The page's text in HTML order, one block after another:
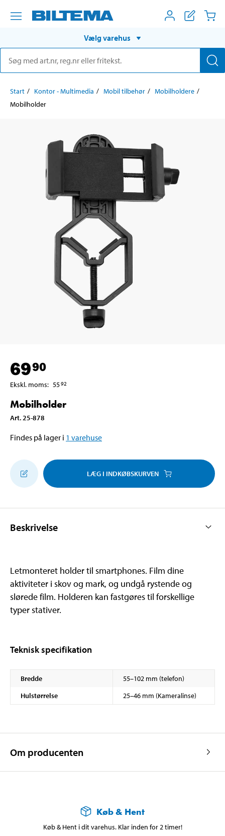
Vælg varehus
Start Kontor - Multimedia Mobil tilbehør
Mobilholdere
Mobilholder
6990
Ekskl. moms: 5592
Mobilholder
Art. 25-878
Findes på lager i 1 varehuse
LÆG I INDKØBSKURVEN
Beskrivelse
Letmonteret holder til smartphones. Film dine
aktiviteter i skov og mark, og undgå rystende og
slørede film. Holderen kan fastgøres til forskellige
typer stativer.
Teknisk specifikation
Bredde
55–102 mm (telefon)
Hulstørrelse
25–46 mm (Kameralinse)
Om producenten
Køb & Hent
Køb & Hent i dit varehus. Klar inden for 2 timer!